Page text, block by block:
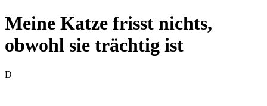
Meine Katze frisst nichts,
obwohl sie trächtig ist
D